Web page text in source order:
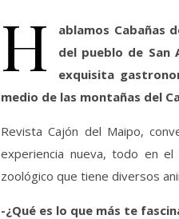
H
ablamos Cabañas
del pueblo de San
exquisita
medio de las montañas del
Revista Cajón del Maipo,
experiencia nueva, todo en
zoológico que tiene diversos
-¿Qué es lo que más te